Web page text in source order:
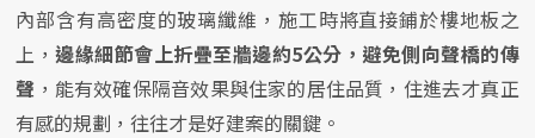
內部含有高密度的玻璃纖維，施工時將直接鋪於樓地板之
上，邊緣細節會上折疊至牆邊約5公分，避免側向聲橋的傳
聲 ，能有效確保隔音效果與住家的居住品質，住進去才真正
有感的規劃，往往才是好建案的關鍵。